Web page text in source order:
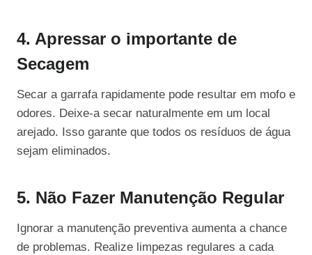
4. Apressar o importante de
Secagem
Secar a garrafa rapidamente pode resultar em mofo e
odores. Deixe-a secar naturalmente em um local
arejado. Isso garante que todos os resíduos de água
sejam eliminados.
5. Não Fazer Manutenção Regular
Ignorar a manutenção preventiva aumenta a chance
de problemas. Realize limpezas regulares a cada